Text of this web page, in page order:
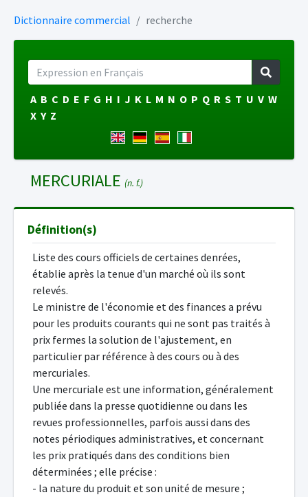
Dictionnaire commercial recherche
A B C D E F G H I J K L M N O P Q R S T U V W
X Y Z
MERCURIALE (n. f.)
Définition(s)
Liste des cours officiels de certaines denrées,
établie après la tenue d'un marché où ils sont
relevés.
Le ministre de l'économie et des finances a prévu
pour les produits courants qui ne sont pas traités à
prix fermes la solution de l'ajustement, en
particulier par référence à des cours ou à des
mercuriales.
Une mercuriale est une information, généralement
publiée dans la presse quotidienne ou dans les
revues professionnelles, parfois aussi dans des
notes périodiques administratives, et concernant
les prix pratiqués dans des conditions bien
déterminées ; elle précise :
- la nature du produit et son unité de mesure ;